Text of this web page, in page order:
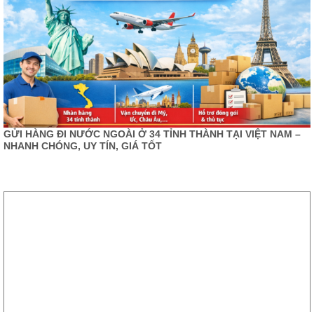
GỬI HÀNG ĐI NƯỚC NGOÀI Ở 34 TỈNH THÀNH TẠI VIỆT NAM –
NHANH CHÓNG, UY TÍN, GIÁ TỐT